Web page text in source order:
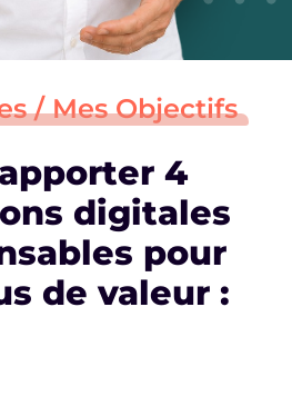
/ Mes Objectifs
4
digitales
pour
de valeur :